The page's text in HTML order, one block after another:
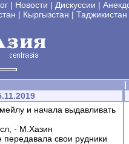
| Новости | Дискуссии |
| Кыргызстан | Таджикистан
|
и начала выдавливать
- М.Хазин
свои рудники